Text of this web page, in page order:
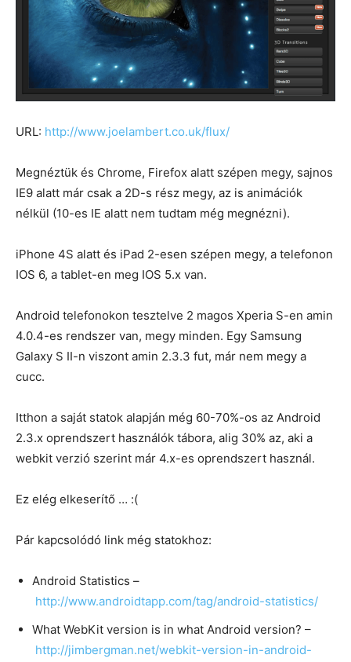
URL: http://www.joelambert.co.uk/flux/
Megnéztük és Chrome, Firefox alatt szépen megy, sajnos
IE9 alatt már csak a 2D-s rész megy, az is animációk
nélkül (10-es IE alatt nem tudtam még megnézni).
iPhone 4S alatt és iPad 2-esen szépen megy, a telefonon
IOS 6, a tablet-en meg IOS 5.x van.
Android telefonokon tesztelve 2 magos Xperia S-en amin
4.0.4-es rendszer van, megy minden. Egy Samsung
Galaxy S II-n viszont amin 2.3.3 fut, már nem megy a
cucc.
Itthon a saját statok alapján még 60-70%-os az Android
2.3.x oprendszert használók tábora, alig 30% az, aki a
webkit verzió szerint már 4.x-es oprendszert használ.
Ez elég elkeserítő … :(
Pár kapcsolódó link még statokhoz:
Android Statistics –
http://www.androidtapp.com/tag/android-statistics/
What WebKit version is in what Android version? –
http://jimbergman.net/webkit-version-in-android-